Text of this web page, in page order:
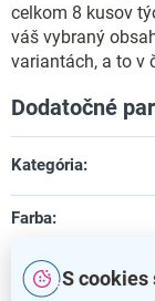
S cookies
celkom 8 kusov
váš vybraný
variantách, a to v
Dodatočné
Kategória:
Farba:
Záruka